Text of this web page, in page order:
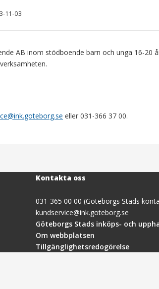
11-03
AB inom stödboende barn och unga 16-20
eller 031-366 37 00.
Kontakta oss
031-365 00 00 (Göteborgs Stads
kundservice@ink.goteborg.se
Göteborgs Stads inköps- och
Om webbplatsen
Tillgänglighetsredogörelse